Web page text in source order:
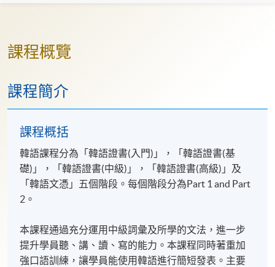
課程概覽
課程簡介
課程概括
韓語課程分為「韓語證書(入門)」，「韓語證書(基
礎)」，「韓語證書(中級) 」，「韓語證書(高級) 」及
「韓語文憑」五個階段。每個階段分為Part 1 and Part
2。
本課程通過充分運用中級詞彙及所學的文法，進一步
提升學員聽、講、讀、寫的能力。本課程同時著重加
強口語訓練，讓學員能使用韓語進行簡短發表。主要